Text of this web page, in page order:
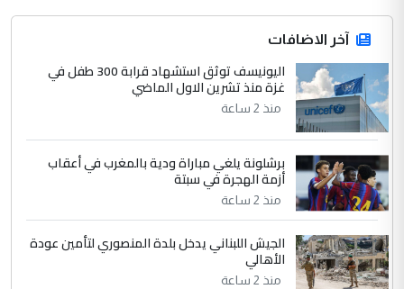
جنسية الرافد الثالث للعراق ومن اصول عريقة
ابا فرات ...
الموضوع :
الجواهري يرد على صدام حسين سل
مضجعيك يابن الزنا (نص كامل)
4 سردار
التعليق : واحد من عصابة علي ماما يسقط
جنسية الرافد الثالث للعراق ومن اصول عريقة
ابا فرات ...
الموضوع :
الجواهري يرد على صدام حسين سل
مضجعيك يابن الزنا (نص كامل)
آخر الاضافات
اليونيسف توثق استشهاد قرابة 300 طفل في
غزة منذ تشرين الاول الماضي
منذ 2 ساعة
برشلونة يلغي مباراة ودية بالمغرب في أعقاب
أزمة الهجرة في سبتة
منذ 2 ساعة
الجيش اللبناني يدخل بلدة المنصوري لتأمين عودة
الأهالي
منذ 2 ساعة